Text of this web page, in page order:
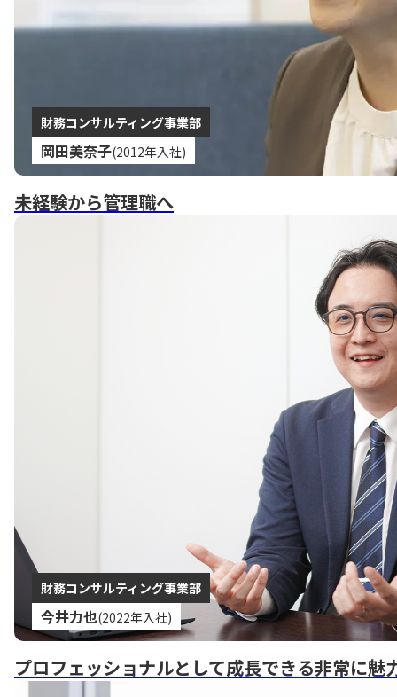
財務コンサルティング事業部
岡田美奈子(2012年入社)
未経験から管理職へ
財務コンサルティング事業部
今井力也(2022年入社)
プロフェッショナルとして成長できる非常に魅